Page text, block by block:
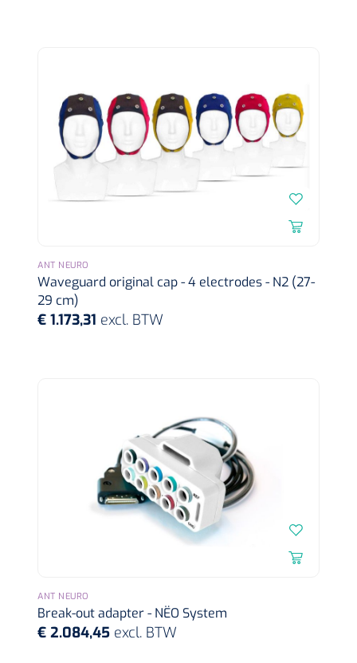
1572568
Metzenbaum schaar TUC recht scherp scherp - 14,5 cm /
ANT NEURO
Waveguard original cap - 4 electrodes - N2 (27-
29 cm)
€ 1.173,31 excl. BTW
ANT NEURO
Break-out adapter - NËO System
€ 2.084,45 excl. BTW